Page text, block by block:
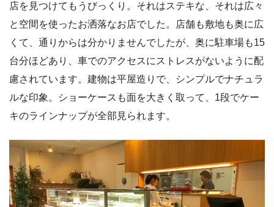
店を見つけてもうびっくり。それはステキな、それは広々
と空間を使ったお洒落なお店でした。店舗も敷地も奥に広
くて、通りからは分かりませんでしたが、奥に駐車場も15
台分ほどあり、車でのアクセスにストレスがないように配
慮されています。建物は平屋造りで、シンプルでナチュラ
ルな印象。ショーケースも面を大きく取って、1段でケー
キのラインナップが全部見られます。